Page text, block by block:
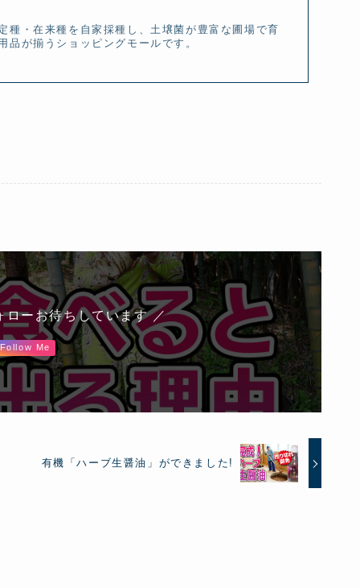
種・在来種を自家採種し、土壌菌が豊富な圃場で育
品が揃うショッピングモールです。
ローお待ちしています ／
Follow Me
有機「ハーブ生醤油」ができました!